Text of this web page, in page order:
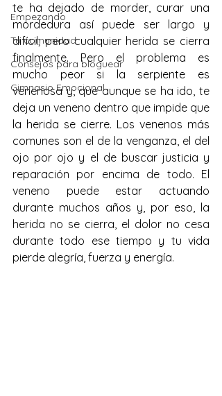
Empezando
Tu comunidad
Consejos para bloguear
Gimnasio Emocional
te ha dejado de morder, curar una
mordedura así puede ser largo y
difícil; pero cualquier herida se cierra
finalmente. Pero el problema es
mucho peor si la serpiente es
venenosa y, que aunque se ha ido, te
deja un veneno dentro que impide que
la herida se cierre. Los venenos más
comunes son el de la venganza, el del
ojo por ojo y el de buscar justicia y
reparación por encima de todo. El
veneno puede estar actuando
durante muchos años y, por eso, la
herida no se cierra, el dolor no cesa
durante todo ese tiempo y tu vida
pierde alegría, fuerza y energía.